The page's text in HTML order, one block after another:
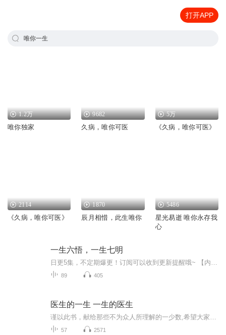
打开APP
唯你一生
1.2万
唯你独家
9682
久病，唯你可医
5万
《久病，唯你可医》
2114
《久病，唯你可医》
1870
辰月相惜，此生唯你
5486
星光易逝 唯你永存我
心
一生六悟，一生七明
89 405
医生的一生 一生的医生
57 2571